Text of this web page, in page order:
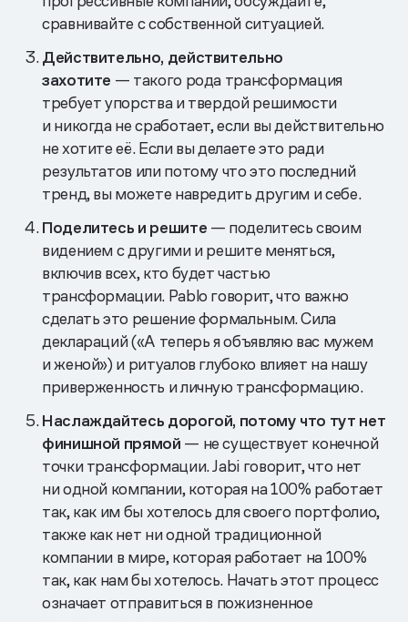
сравнивайте с собственной ситуацией.
Действительно, действительно
захотите — такого рода трансформация
требует упорства и твердой решимости
и никогда не сработает, если вы действительно
не хотите её. Если вы делаете это ради
результатов или потому что это последний
тренд, вы можете навредить другим и себе.
Поделитесь и решите — поделитесь своим
видением с другими и решите меняться,
включив всех, кто будет частью
трансформации. Pablo говорит, что важно
сделать это решение формальным. Сила
деклараций («А теперь я объявляю вас мужем
и женой») и ритуалов глубоко влияет на нашу
приверженность и личную трансформацию.
Наслаждайтесь дорогой, потому что тут нет
финишной прямой — не существует конечной
точки трансформации. Jabi говорит, что нет
ни одной компании, которая на 100% работает
так, как им бы хотелось для своего портфолио,
также как нет ни одной традиционной
компании в мире, которая работает на 100%
так, как нам бы хотелось. Начать этот процесс
означает отправиться в пожизненное